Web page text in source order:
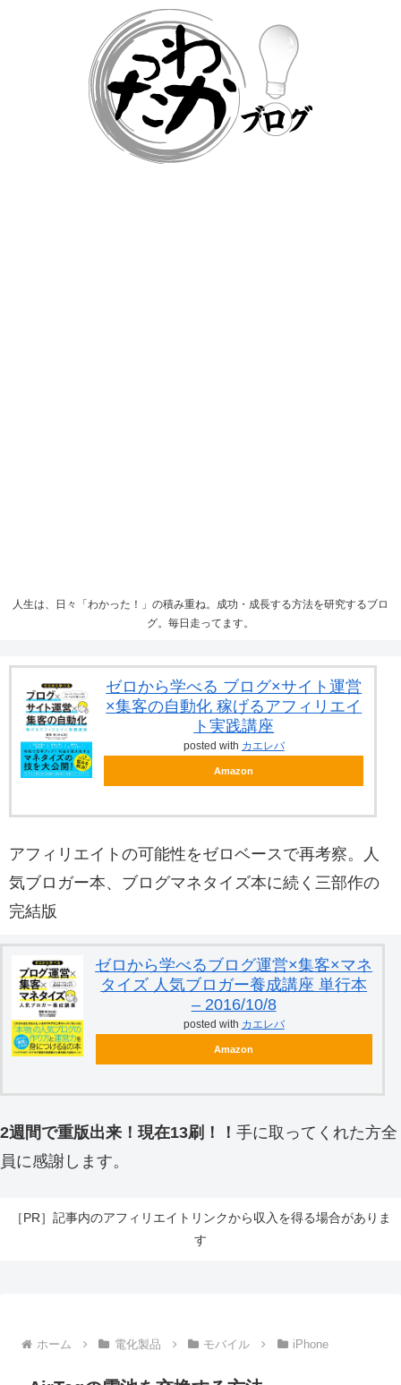
人生は、日々「わかった！」の積み重ね。成功・成長する方法を研究するブロ
グ。毎日走ってます。
ゼロから学べる ブログ×サイト運営
×集客の自動化 稼げるアフィリエイ
ト実践講座
posted with カエレバ
Amazon
アフィリエイトの可能性をゼロベースで再考察。人
気ブロガー本、ブログマネタイズ本に続く三部作の
完結版
ゼロから学べるブログ運営×集客×マネ
タイズ 人気ブロガー養成講座 単行本
– 2016/10/8
posted with カエレバ
Amazon
2週間で重版出来！現在13刷！！ 手に取ってくれた方全
員に感謝します。
［PR］記事内のアフィリエイトリンクから収入を得る場合がありま
す
ホーム 電化製品 モバイル iPhone